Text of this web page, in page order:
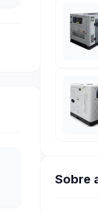
Sobre